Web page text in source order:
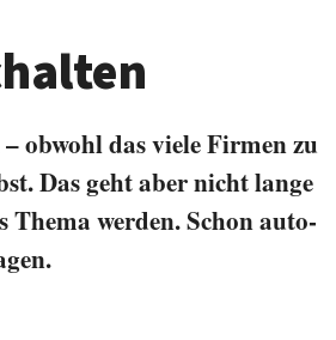
obwohl das viele Firmen zu
Das geht aber nicht lange
Thema werden. Schon auto­